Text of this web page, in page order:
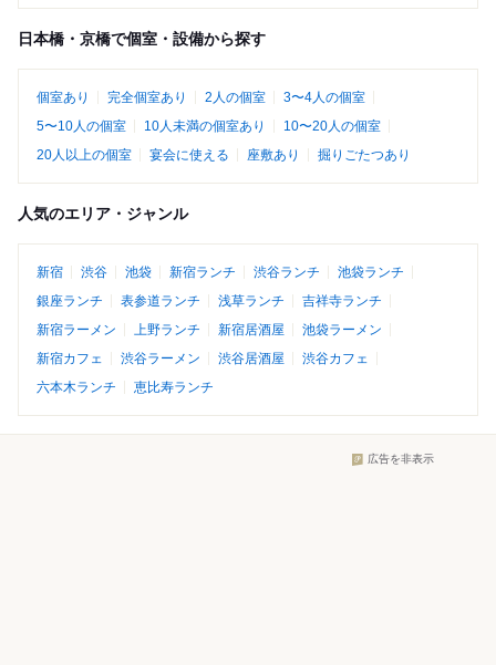
日本橋・京橋で個室・設備から探す
個室あり 完全個室あり 2人の個室
3〜4人の個室
5〜10人の個室
10人未満の個室あり
10〜20人の個室
20人以上の個室
宴会に使える 座敷あり 掘りごたつあり
人気のエリア・ジャンル
新宿 渋谷 池袋 新宿ランチ 渋谷ランチ
池袋ランチ
銀座ランチ
表参道ランチ 浅草ランチ
吉祥寺ランチ
新宿ラーメン
上野ランチ 新宿居酒屋
池袋ラーメン
新宿カフェ
渋谷ラーメン 渋谷居酒屋
渋谷カフェ
六本木ランチ
恵比寿ランチ
広告を非表示